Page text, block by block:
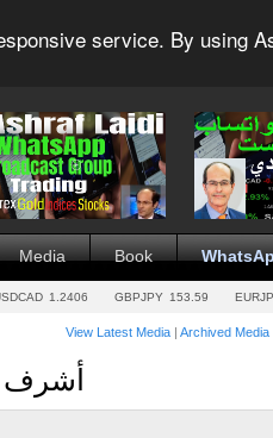
service. By using
Media Book
1.2406 GBPJPY 153.59
View Latest Media | Archived Media
أشرف